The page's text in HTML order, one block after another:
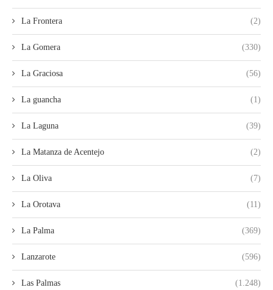
La Frontera (2)
La Gomera (330)
La Graciosa (56)
La guancha (1)
La Laguna (39)
La Matanza de Acentejo (2)
La Oliva (7)
La Orotava (11)
La Palma (369)
Lanzarote (596)
Las Palmas (1.248)